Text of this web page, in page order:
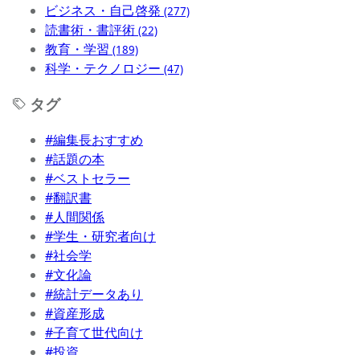
ビジネス・自己啓発 (277)
読書術・書評術 (22)
教育・学習 (189)
科学・テクノロジー (47)
タグ
#編集長おすすめ
#話題の本
#ベストセラー
#翻訳書
#人間関係
#学生・研究者向け
#社会学
#文化論
#統計データあり
#資産形成
#子育て世代向け